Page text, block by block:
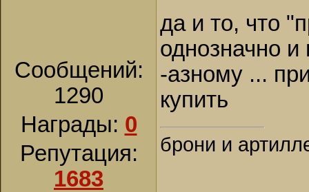
Сообщений:
1290
Награды: 0
Репутация:
1683
да и то, что
однозначно
-азному ...
купить
брони и